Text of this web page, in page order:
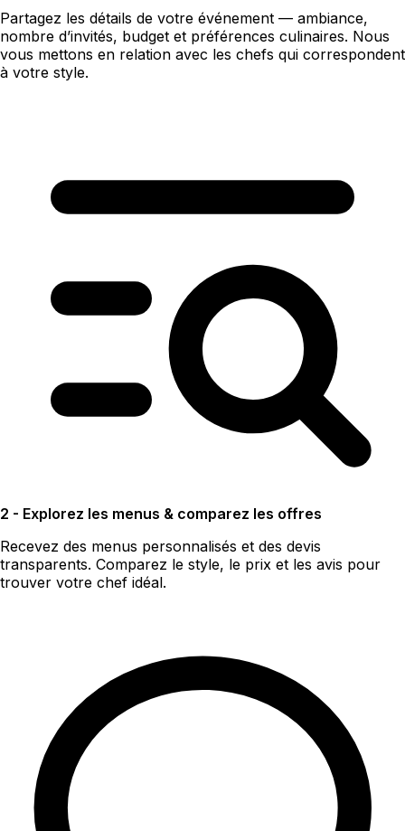
Partagez les détails de votre événement — ambiance,
nombre d’invités, budget et préférences culinaires. Nous
vous mettons en relation avec les chefs qui correspondent
à votre style.
2 - Explorez les menus & comparez les offres
Recevez des menus personnalisés et des devis
transparents. Comparez le style, le prix et les avis pour
trouver votre chef idéal.